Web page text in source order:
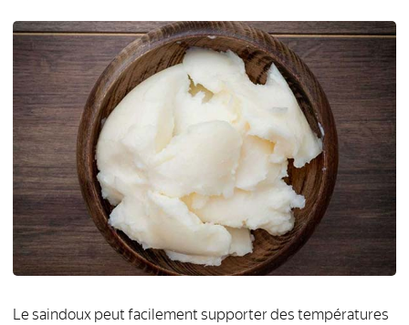
Le saindoux peut facilement supporter des températures